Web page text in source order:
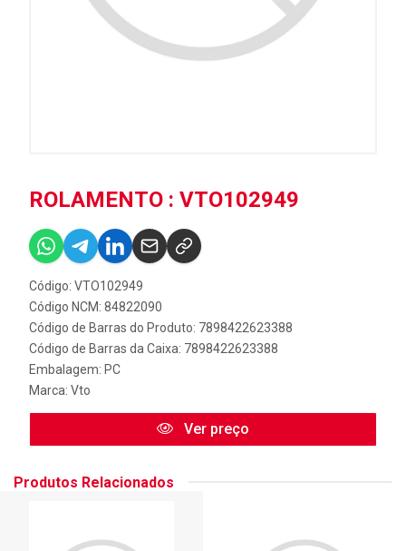
ROLAMENTO : VTO102949
Código: VTO102949
Código NCM: 84822090
Código de Barras do Produto: 7898422623388
Código de Barras da Caixa: 7898422623388
Embalagem: PC
Marca: Vto
Ver preço
Produtos Relacionados